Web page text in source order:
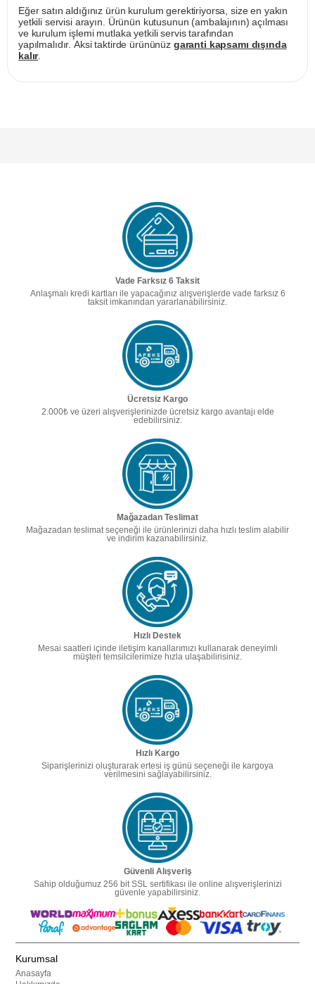
Eğer satın aldığınız ürün kurulum gerektiriyorsa, size en yakın
yetkili servisi arayın. Ürünün kutusunun (ambalajının) açılması
ve kurulum işlemi mutlaka yetkili servis tarafından
yapılmalıdır. Aksi taktirde ürününüz garanti kapsamı dışında
kalır.
Vade Farksız 6 Taksit
Anlaşmalı kredi kartları ile yapacağınız alışverişlerde vade farksız 6
taksit imkanından yararlanabilirsiniz.
Ücretsiz Kargo
2.000₺ ve üzeri alışverişlerinizde ücretsiz kargo avantajı elde
edebilirsiniz.
Mağazadan Teslimat
Mağazadan teslimat seçeneği ile ürünlerinizi daha hızlı teslim alabilir
ve indirim kazanabilirsiniz.
Hızlı Destek
Mesai saatleri içinde iletişim kanallarımızı kullanarak deneyimli
müşteri temsilcilerimize hızla ulaşabilirisiniz.
Hızlı Kargo
Siparişlerinizi oluşturarak ertesi iş günü seçeneği ile kargoya
verilmesini sağlayabilirsiniz.
Güvenli Alışveriş
Sahip olduğumuz 256 bit SSL sertifikası ile online alışverişlerinizi
güvenle yapabilirsiniz.
Kurumsal
Anasayfa